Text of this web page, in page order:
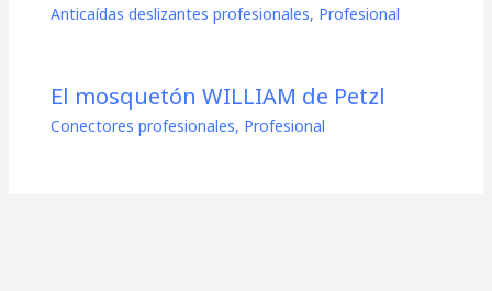
Anticaídas deslizantes profesionales, Profesional
El mosquetón WILLIAM de Petzl
Conectores profesionales, Profesional